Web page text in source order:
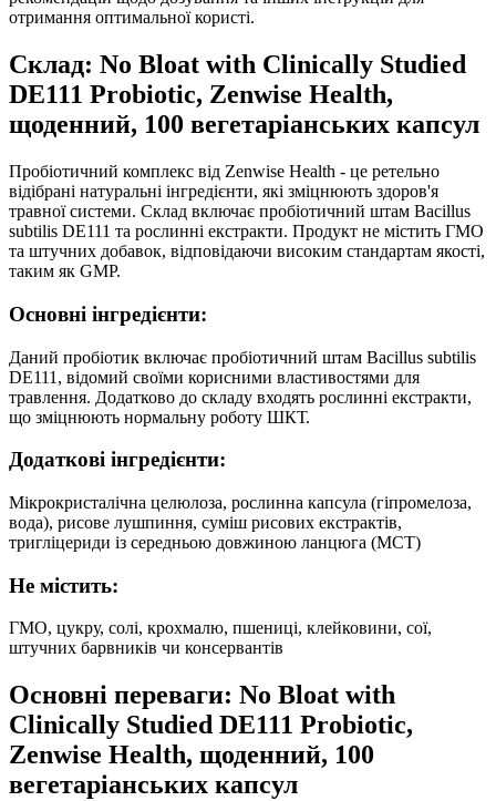
отримання оптимальної користі.
Склад: No Bloat with Clinically Studied
DE111 Probiotic, Zenwise Health,
щоденний, 100 вегетаріанських капсул
Пробіотичний комплекс від Zenwise Health - це ретельно
відібрані натуральні інгредієнти, які зміцнюють здоров'я
травної системи. Склад включає пробіотичний штам Bacillus
subtilis DE111 та рослинні екстракти. Продукт не містить ГМО
та штучних добавок, відповідаючи високим стандартам якості,
таким як GMP.
Основні інгредієнти:
Даний пробіотик включає пробіотичний штам Bacillus subtilis
DE111, відомий своїми корисними властивостями для
травлення. Додатково до складу входять рослинні екстракти,
що зміцнюють нормальну роботу ШКТ.
Додаткові інгредієнти:
Мікрокристалічна целюлоза, рослинна капсула (гіпромелоза,
вода), рисове лушпиння, суміш рисових екстрактів,
тригліцериди із середньою довжиною ланцюга (MCT)
Не містить:
ГМО, цукру, солі, крохмалю, пшениці, клейковини, сої,
штучних барвників чи консервантів
Основні переваги: No Bloat with
Clinically Studied DE111 Probiotic,
Zenwise Health, щоденний, 100
вегетаріанських капсул